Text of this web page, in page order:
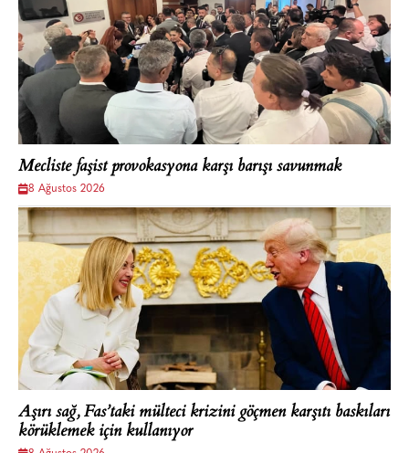
Mecliste faşist provokasyona karşı barışı savunmak
8 Ağustos 2026
Aşırı sağ, Fas’taki mülteci krizini göçmen karşıtı baskıları
körüklemek için kullanıyor